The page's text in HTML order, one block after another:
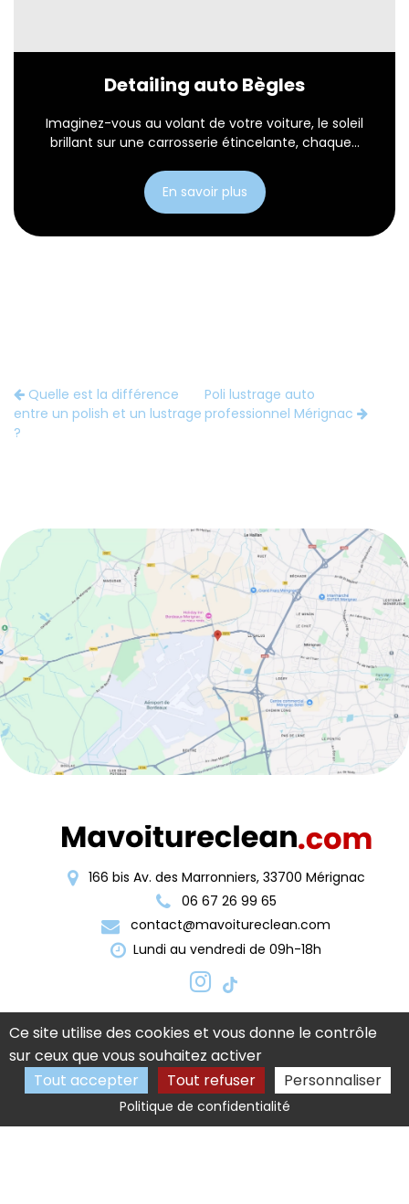
Detailing auto Bègles
Imaginez-vous au volant de votre voiture, le soleil
brillant sur une carrosserie étincelante, chaque...
En savoir plus
Quelle est la différence
entre un polish et un lustrage
?
Poli lustrage auto
professionnel Mérignac
166 bis Av. des Marronniers, 33700 Mérignac
06 67 26 99 65
contact@mavoitureclean.com
Lundi au vendredi de 09h-18h
Activités
Nettoyage auto Pessac
Nettoyage auto Bègles
Detailing auto Pessac
Detailing auto Bordeaux
Ce site utilise des cookies et vous donne le contrôle
sur ceux que vous souhaitez activer
Tout accepter
Tout refuser Personnaliser
Politique de confidentialité